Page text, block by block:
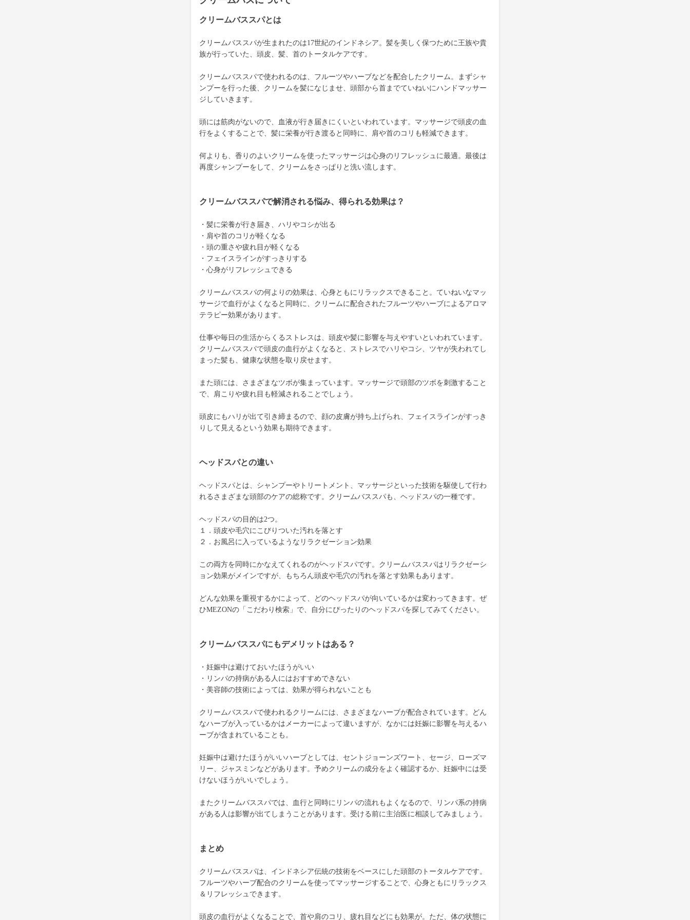
クリームバススパとは
クリームバススパが生まれたのは17世紀のインドネシア。髪を美しく保つために王族や貴
族が行っていた、頭皮、髪、首のトータルケアです。
クリームバススパで使われるのは、フルーツやハーブなどを配合したクリーム。まずシャ
ンプーを行った後、クリームを髪になじませ、頭部から首までていねいにハンドマッサー
ジしていきます。
頭には筋肉がないので、血液が行き届きにくいといわれています。マッサージで頭皮の血
行をよくすることで、髪に栄養が行き渡ると同時に、肩や首のコリも軽減できます。
何よりも、香りのよいクリームを使ったマッサージは心身のリフレッシュに最適。最後は
再度シャンプーをして、クリームをさっぱりと洗い流します。
クリームバススパで解消される悩み、得られる効果は？
・髪に栄養が行き届き、ハリやコシが出る
・肩や首のコリが軽くなる
・頭の重さや疲れ目が軽くなる
・フェイスラインがすっきりする
・心身がリフレッシュできる
クリームバススパの何よりの効果は、心身ともにリラックスできること。ていねいなマッ
サージで血行がよくなると同時に、クリームに配合されたフルーツやハーブによるアロマ
テラピー効果があります。
仕事や毎日の生活からくるストレスは、頭皮や髪に影響を与えやすいといわれています。
クリームバススパで頭皮の血行がよくなると、ストレスでハリやコシ、ツヤが失われてし
まった髪も、健康な状態を取り戻せます。
また頭には、さまざまなツボが集まっています。マッサージで頭部のツボを刺激すること
で、肩こりや疲れ目も軽減されることでしょう。
頭皮にもハリが出て引き締まるので、顔の皮膚が持ち上げられ、フェイスラインがすっき
りして見えるという効果も期待できます。
ヘッドスパとの違い
ヘッドスパとは、シャンプーやトリートメント、マッサージといった技術を駆使して行わ
れるさまざまな頭部のケアの総称です。クリームバススパも、ヘッドスパの一種です。
ヘッドスパの目的は2つ。
１．頭皮や毛穴にこびりついた汚れを落とす
２．お風呂に入っているようなリラクゼーション効果
この両方を同時にかなえてくれるのがヘッドスパです。クリームバススパはリラクゼーシ
ョン効果がメインですが、もちろん頭皮や毛穴の汚れを落とす効果もあります。
どんな効果を重視するかによって、どのヘッドスパが向いているかは変わってきます。ぜ
ひMEZONの「こだわり検索」で、自分にぴったりのヘッドスパを探してみてください。
クリームバススパにもデメリットはある？
・妊娠中は避けておいたほうがいい
・リンパの持病がある人にはおすすめできない
・美容師の技術によっては、効果が得られないことも
クリームバススパで使われるクリームには、さまざまなハーブが配合されています。どん
なハーブが入っているかはメーカーによって違いますが、なかには妊娠に影響を与えるハ
ーブが含まれていることも。
妊娠中は避けたほうがいいハーブとしては、セントジョーンズワート、セージ、ローズマ
リー、ジャスミンなどがあります。予めクリームの成分をよく確認するか、妊娠中には受
けないほうがいいでしょう。
またクリームバススパでは、血行と同時にリンパの流れもよくなるので、リンパ系の持病
がある人は影響が出てしまうことがあります。受ける前に主治医に相談してみましょう。
まとめ
クリームバススパは、インドネシア伝統の技術をベースにした頭部のトータルケアです。
フルーツやハーブ配合のクリームを使ってマッサージすることで、心身ともにリラックス
＆リフレッシュできます。
頭皮の血行がよくなることで、首や肩のコリ、疲れ目などにも効果が。ただ、体の状態に